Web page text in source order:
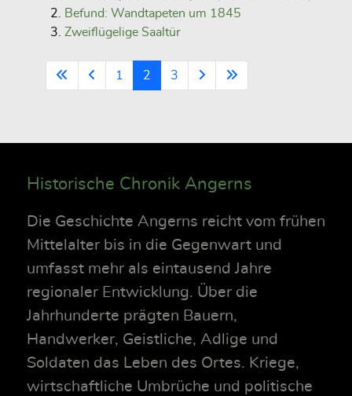
Befund: Wandtapeten um 1845
Zweiflügelige Saaltür
1 2 3
Historische Chronik Angerns
Die Geschichte Angerns reicht vom frühen
Mittelalter bis in die Gegenwart und
umfasst mehr als eintausend Jahre
regionaler Entwicklung. Über die
Jahrhunderte prägten Bauern,
Handwerker, Geistliche, Adlige und
Soldaten das Leben des Ortes. Kriege,
wirtschaftliche Umbrüche und politische